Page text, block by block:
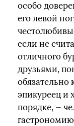
особо
его левой
если не
отличного
друзьями,
обязательно
эпикуреец и
порядке, —